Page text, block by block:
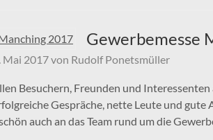
Gewerbemesse
Mai 2017von Rudolf Ponetsmüller
Besuchern, Freunden und
Gespräche, nette Leute und
auch an das Team rund um die